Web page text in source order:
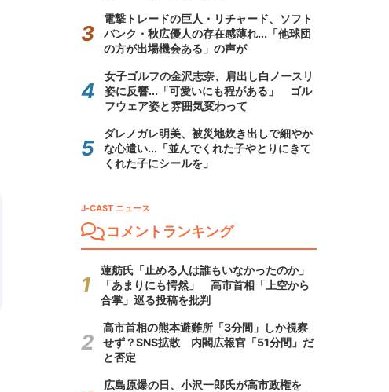
電撃トレードの巨人・リチャード、ソフト
バンク・秋広優人の存在感薄れ...「他球団
の方が出場機会ある」の声が
女子ゴルフの金沢志奈、肩出し白ノースリ
姿に反響...「可愛いにも程がある」 ゴル
フウェア姿と雰囲気変わって
ダレノガレ明美、被災地炊き出しで細やか
な心遣い...「並んでくれた子やとりにきて
くれた子にシールを」
J-CAST ニュース
コメントランキング
蓮舫氏「止める人は誰もいなかったのか」
「あまりにも愕然」 高市首相「上空から
合掌」巡る投稿を批判
高市首相の熊本避難所「3分間」しか視察
せず？SNS拡散 内閣広報官「51分間」だ
と否定
広島原爆の日、小沢一郎氏が高市政権を